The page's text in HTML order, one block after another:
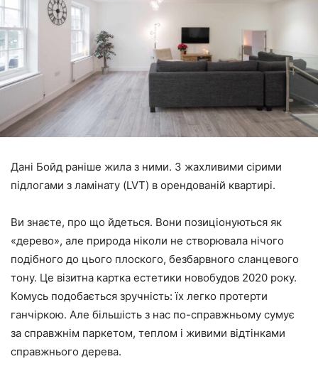
Дані Бойд раніше жила з ними. З жахливими сірими
підлогами з ламінату (LVT) в орендованій квартирі.
Ви знаєте, про що йдеться. Вони позиціонуються як
«дерево», але природа ніколи не створювала нічого
подібного до цього плоского, безбарвного сланцевого
тону. Це візитна картка естетики новобудов 2020 року.
Комусь подобається зручність: їх легко протерти
ганчіркою. Але більшість з нас по-справжньому сумує
за справжнім паркетом, теплом і живими відтінками
справжнього дерева.